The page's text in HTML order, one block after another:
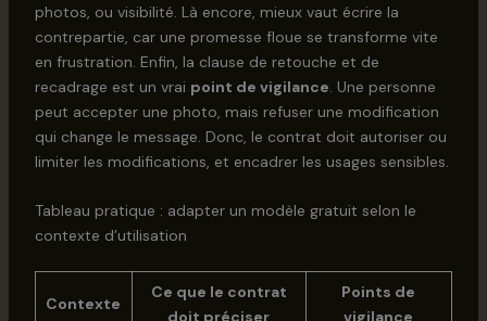
photos, ou visibilité. Là encore, mieux vaut écrire la
contrepartie, car une promesse floue se transforme vite
en frustration. Enfin, la clause de retouche et de
recadrage est un vrai point de vigilance. Une personne
peut accepter une photo, mais refuser une modification
qui change le message. Donc, le contrat doit autoriser ou
limiter les modifications, et encadrer les usages sensibles.
Tableau pratique : adapter un modèle gratuit selon le
contexte d’utilisation
Contexte
Ce que le contrat
doit préciser
Points de
vigilance